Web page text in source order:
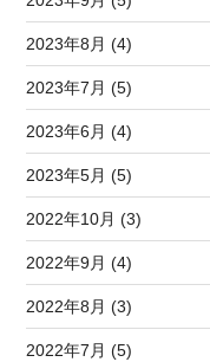
2023年8月 (4)
2023年7月 (5)
2023年6月 (4)
2023年5月 (5)
2022年10月 (3)
2022年9月 (4)
2022年8月 (3)
2022年7月 (5)